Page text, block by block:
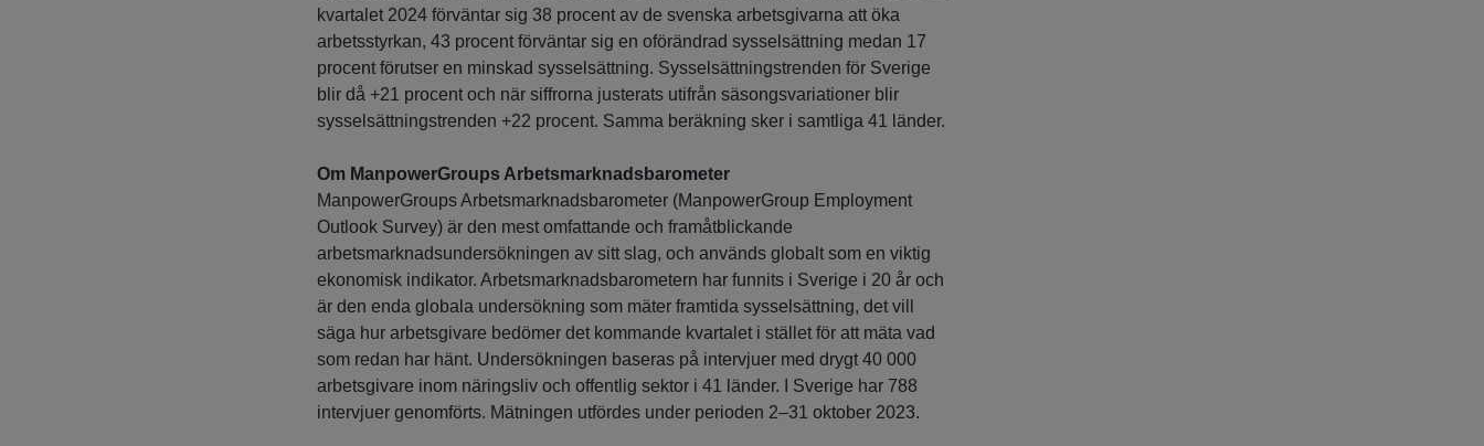
kvartalet 2024 förväntar sig 38 procent av de svenska arbetsgivarna att öka
arbetsstyrkan, 43 procent förväntar sig en oförändrad sysselsättning medan 17
procent förutser en minskad sysselsättning. Sysselsättningstrenden för Sverige
blir då +21 procent och när siffrorna justerats utifrån säsongsvariationer blir
sysselsättningstrenden +22 procent. Samma beräkning sker i samtliga 41 länder.
Om ManpowerGroups Arbetsmarknadsbarometer
ManpowerGroups Arbetsmarknadsbarometer (ManpowerGroup Employment
Outlook Survey) är den mest omfattande och framåtblickande
arbetsmarknadsundersökningen av sitt slag, och används globalt som en viktig
ekonomisk indikator. Arbetsmarknadsbarometern har funnits i Sverige i 20 år och
är den enda globala undersökning som mäter framtida sysselsättning, det vill
säga hur arbetsgivare bedömer det kommande kvartalet i stället för att mäta vad
som redan har hänt. Undersökningen baseras på intervjuer med drygt 40 000
arbetsgivare inom näringsliv och offentlig sektor i 41 länder. I Sverige har 788
intervjuer genomförts. Mätningen utfördes under perioden 2–31 oktober 2023.